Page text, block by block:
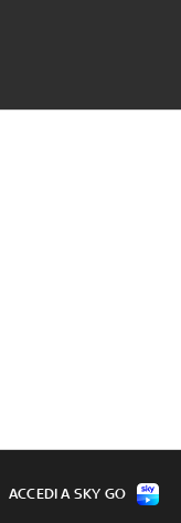
ACCEDI A SKY GO